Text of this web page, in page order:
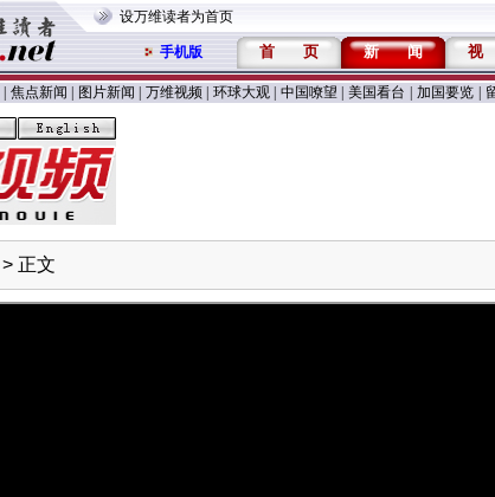
设万维读者为首页
手机版 首 页 新 闻 视
焦点新闻 图片新闻 万维视频 环球大观 中国嘹望 美国看台 加国要览
> 正文